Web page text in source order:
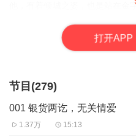
他，有着倾城之姿，也是站在金
夫！他冷漠如冰：“车、房、钱
你。”从此，她在人前假惺惺地
【主播简介】
【作者简介】
西子倾城，代表作品《以爱之名
打开APP
节目(279)
001 银货两讫，无关情爱
1.37万 15:13